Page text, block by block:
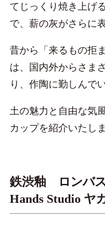
てじっくり焼き上げ
で、薪の灰がさらに
昔から「来るもの拒
は、国内外からさま
り、作陶に勤しんで
土の魅力と自由な気
カップを紹介いたしま
鉄渋釉 ロンバ
Hands Studio